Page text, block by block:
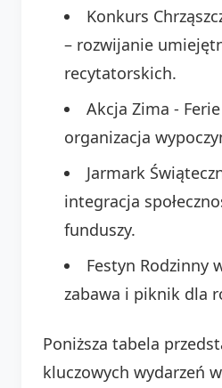
Konkurs
– rozwijanie
recytatorskich.
Akcja Zima -
organizacja
Jarmark
integracja
funduszy.
Festyn Rodzinny
zabawa i piknik dla
Poniższa tabela
kluczowych wydarzeń